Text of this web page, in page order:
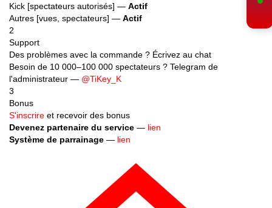
Kick [spectateurs autorisés] — Actif
Autres [vues, spectateurs] — Actif
2
Support
Des problèmes avec la commande ? Écrivez au chat
Besoin de 10 000–100 000 spectateurs ? Telegram de
l'administrateur — @TiKey_K
3
Bonus
S'inscrire et recevoir des bonus
Devenez partenaire du service — lien
Système de parrainage — lien